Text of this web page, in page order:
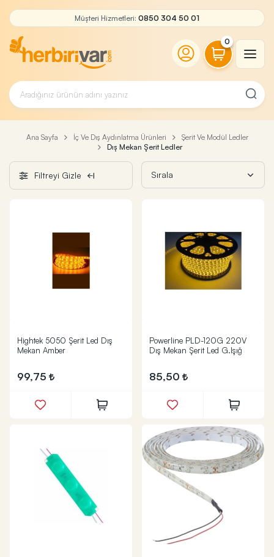
Müşteri Hizmetleri: 0850 304 50 01
0
Ana Sayfa İç Ve Dış Aydınlatma Ürünleri
Şerit Ve Modül Ledler
Dış Mekan Şerit Ledler
Filtreyi Gizle
Hightek 5050 Şerit Led Dış
Mekan Amber
99,75
Powerline PLD-120G 220V
Dış Mekan Şerit Led G.Işığ
85,50